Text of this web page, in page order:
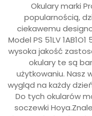
Okulary marki
popularnością,
ciekawemu
Model PS 51LV
wysoka jakość
okulary te są
użytkowaniu. Nasz
wygląd na każdy
Do tych okularów
soczewki